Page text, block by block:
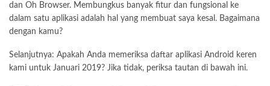
dan Oh Browser. Membungkus banyak fitur dan fungsional ke
dalam satu aplikasi adalah hal yang membuat saya kesal. Bagaimana
dengan kamu?
Selanjutnya: Apakah Anda memeriksa daftar aplikasi Android keren
kami untuk Januari 2019? Jika tidak, periksa tautan di bawah ini.